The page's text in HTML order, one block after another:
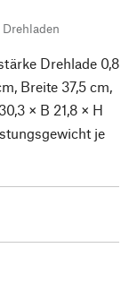
Drehlade 0,8
Breite 37,5 cm,
× B 21,8 × H
je